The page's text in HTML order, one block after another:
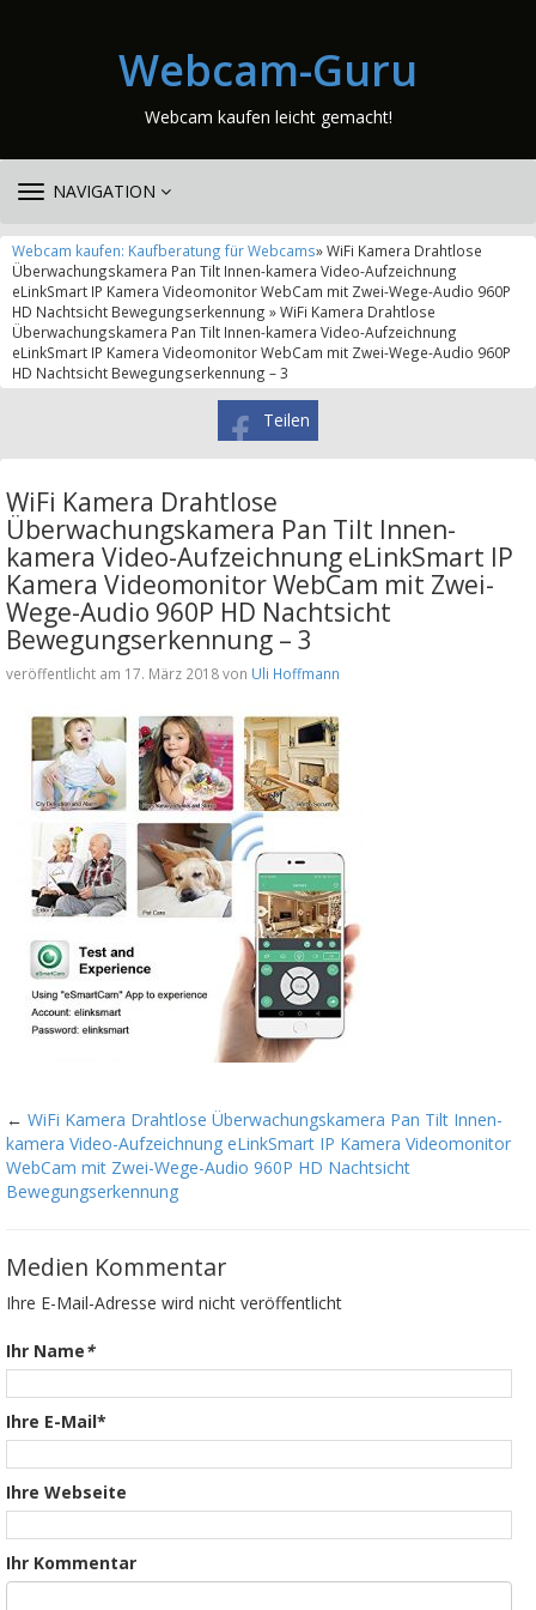
Webcam-Guru
Webcam kaufen leicht gemacht!
TOGGLE
NAVIGATION
Webcam kaufen: Kaufberatung für Webcams» WiFi Kamera Drahtlose
Überwachungskamera Pan Tilt Innen-kamera Video-Aufzeichnung
eLinkSmart IP Kamera Videomonitor WebCam mit Zwei-Wege-Audio 960P
HD Nachtsicht Bewegungserkennung » WiFi Kamera Drahtlose
Überwachungskamera Pan Tilt Innen-kamera Video-Aufzeichnung
eLinkSmart IP Kamera Videomonitor WebCam mit Zwei-Wege-Audio 960P
HD Nachtsicht Bewegungserkennung – 3
Teilen
WiFi Kamera Drahtlose
Überwachungskamera Pan Tilt Innen-
kamera Video-Aufzeichnung eLinkSmart IP
Kamera Videomonitor WebCam mit Zwei-
Wege-Audio 960P HD Nachtsicht
Bewegungserkennung – 3
veröffentlicht am 17. März 2018 von Uli Hoffmann
← WiFi Kamera Drahtlose Überwachungskamera Pan Tilt Innen-
kamera Video-Aufzeichnung eLinkSmart IP Kamera Videomonitor
WebCam mit Zwei-Wege-Audio 960P HD Nachtsicht
Bewegungserkennung
Medien Kommentar
Ihre E-Mail-Adresse wird nicht veröffentlicht
Ihr Name*
Ihre E-Mail*
Ihre Webseite
Ihr Kommentar